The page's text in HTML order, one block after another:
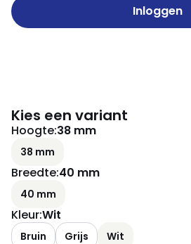
Inloggen
Kies een variant
Hoogte:38 mm
38 mm
Breedte:40 mm
40 mm
Kleur:Wit
Bruin Grijs Wit